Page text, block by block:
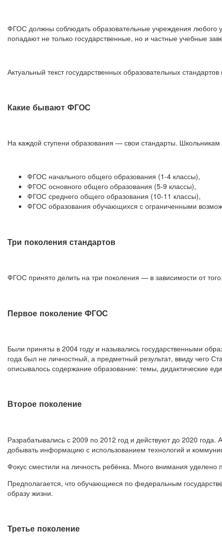
ФГОС должны соблюдать образовательные учреждения любого
попадают не только государственные, но и частные учебные
Актуальный текст государственных образовательных
Какие бывают ФГОС
На каждой ступени образования — свои стандарты.
ФГОС начального общего образования (1-4 классы),
ФГОС основного общего образования (5-9 классы),
ФГОС среднего общего образования (10-11 классы),
ФГОС образования обучающихся с ограниченными
Три поколения стандартов
ФГОС принято делить на три поколения — в зависимости от
Первое поколение ФГОС
Были приняты в 2004 году и назывались государственными
года был не личностный, а предметный результат, ввиду чего
описывалось содержание образование: темы, дидактические
Второе поколение
Разрабатывались с 2009 по 2012 год и действуют до 2020
добывать информацию с использованием технологий и
Фокус сместили на личность ребёнка. Много внимания уделено
Предполагается, что обучающиеся по федеральным
образу жизни.
Третье поколение